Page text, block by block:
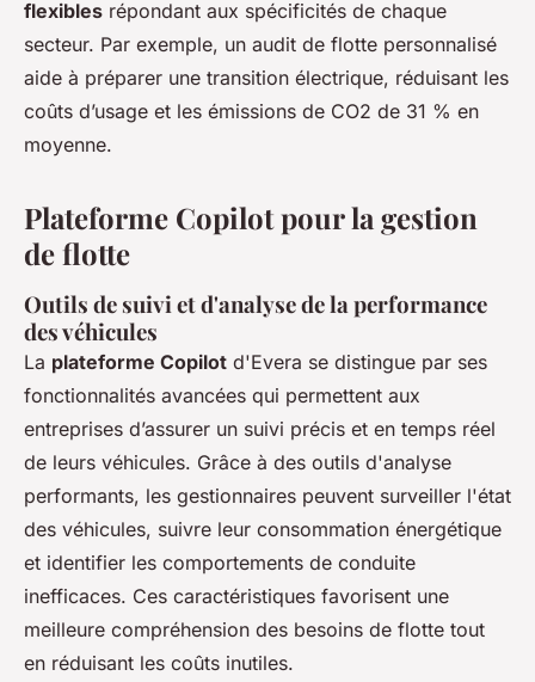
flexibles répondant aux spécificités de chaque
secteur. Par exemple, un audit de flotte personnalisé
aide à préparer une transition électrique, réduisant les
coûts d’usage et les émissions de CO2 de 31 % en
moyenne.
Plateforme Copilot pour la gestion
de flotte
Outils de suivi et d'analyse de la performance
des véhicules
La plateforme Copilot d'Evera se distingue par ses
fonctionnalités avancées qui permettent aux
entreprises d’assurer un suivi précis et en temps réel
de leurs véhicules. Grâce à des outils d'analyse
performants, les gestionnaires peuvent surveiller l'état
des véhicules, suivre leur consommation énergétique
et identifier les comportements de conduite
inefficaces. Ces caractéristiques favorisent une
meilleure compréhension des besoins de flotte tout
en réduisant les coûts inutiles.